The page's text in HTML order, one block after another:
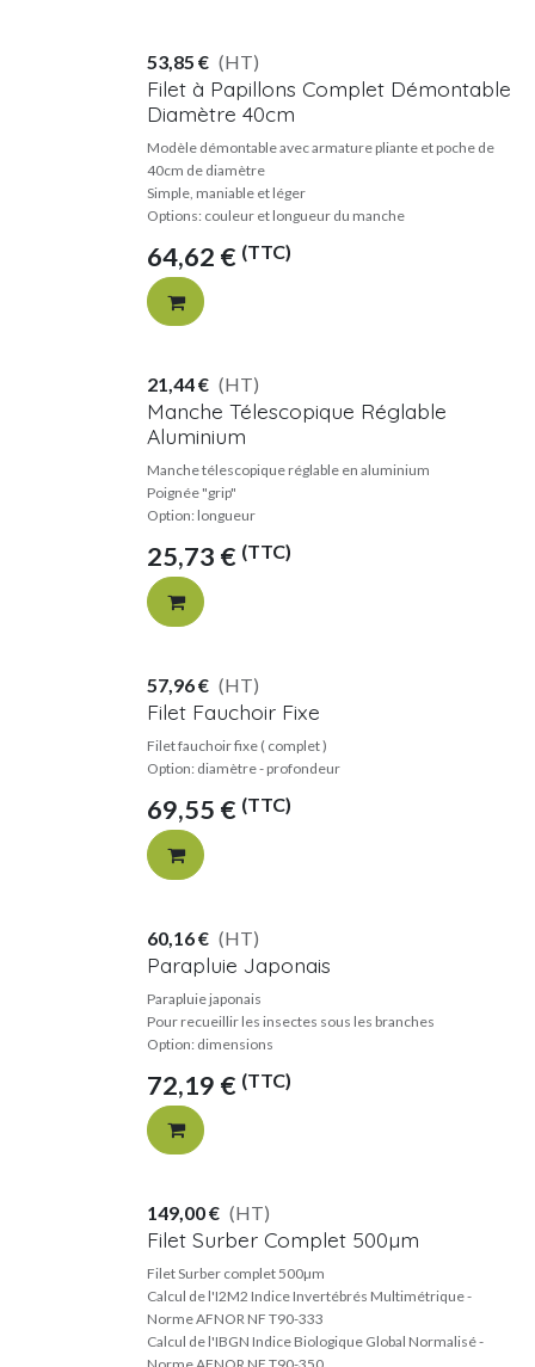
Filet à Papillons Complet Démontable
Diamètre 40cm
Modèle démontable avec armature pliante et poche de
40cm de diamètre
Simple, maniable et léger
Options: couleur et longueur du manche
64,62 € (TTC)
53,85 € (HT)
Manche Télescopique Réglable
Aluminium
Manche télescopique réglable en aluminium
Poignée "grip"
Option: longueur
25,73 € (TTC)
21,44€ (HT)
Filet Fauchoir Fixe
Filet fauchoir fixe ( complet )
Option: diamètre - profondeur
69,55 € (TTC)
57,96€ (HT)
Parapluie Japonais
Parapluie japonais
Pour recueillir les insectes sous les branches
Option: dimensions
72,19 € (TTC)
60,16€ (HT)
Filet Surber Complet 500µm
Filet Surber complet 500µm
Calcul de l'I2M2 Indice Invertébrés Multimétrique -
Norme AFNOR NF T90-333
Calcul de l'IBGN Indice Biologique Global Normalisé -
149,00€ (HT)